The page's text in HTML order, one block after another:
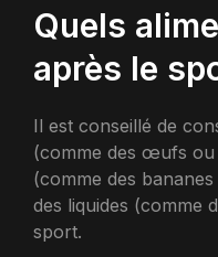
Quels
après le
Il est conseillé de
(comme des œufs ou
(comme des
des liquides (comme
sport.